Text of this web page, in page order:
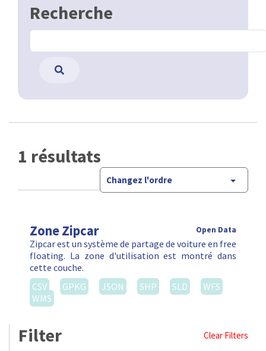
Recherche
1 résultats
Changez l'ordre
Zone Zipcar Open Data
Zipcar est un système de partage de voiture en free
floating. La zone d'utilisation est montré dans
cette couche.
CSV
GPKG JSON SHP SLD
WFS
WMS
Filter Clear Filters